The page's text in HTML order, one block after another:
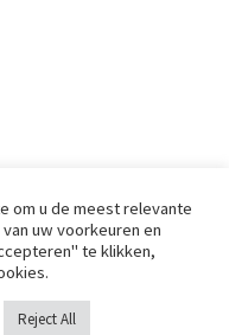
om u de meest relevante
uw voorkeuren en
te klikken,
Reject All